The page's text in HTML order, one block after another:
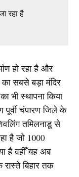
रहा है
हो रहा है और
का सबसे बड़ा मंदिर
भी स्थापना किया
पूर्वी चंपारण जिले के
तमिलनाडू से
है जो 1000
है वहीँ यह अब
बिहार तक